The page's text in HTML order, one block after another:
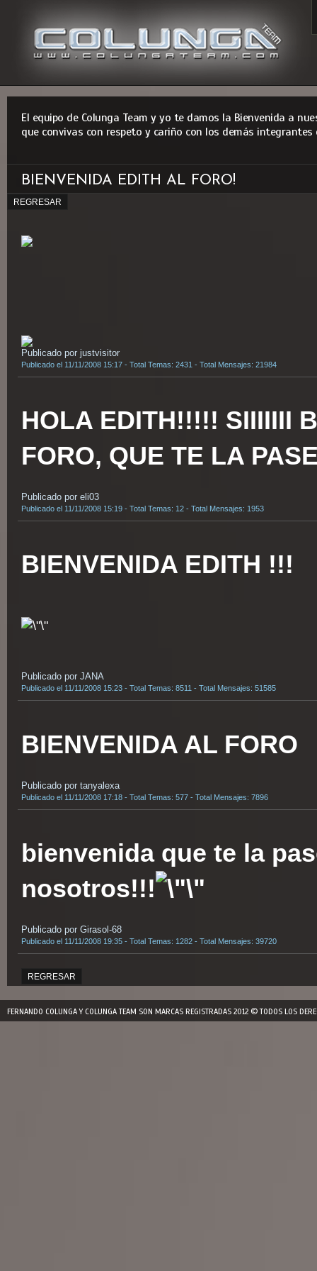
El equipo de Colunga Team y yo te damos la Bienvenida a
que convivas con respeto y cariño con los demás integrantes
BIENVENIDA EDITH AL FORO!
REGRESAR
Publicado por justvisitor
Publicado el 11/11/2008 15:17 - Total Temas: 2431 - Total Mensajes: 21984
HOLA EDITH!!!!! SIIIIIII
FORO, QUE TE LA
Publicado por eli03
Publicado el 11/11/2008 15:19 - Total Temas: 12 - Total Mensajes: 1953
BIENVENIDA EDITH !!!
Publicado por JANA
Publicado el 11/11/2008 15:23 - Total Temas: 8511 - Total Mensajes: 51585
BIENVENIDA AL FORO
Publicado por tanyalexa
Publicado el 11/11/2008 17:18 - Total Temas: 577 - Total Mensajes: 7896
bienvenida que te la
nosotros!!!
Publicado por Girasol-68
Publicado el 11/11/2008 19:35 - Total Temas: 1282 - Total Mensajes: 39720
REGRESAR
FERNANDO COLUNGA Y COLUNGA TEAM SON MARCAS REGISTRADAS 2012 © TODOS LOS